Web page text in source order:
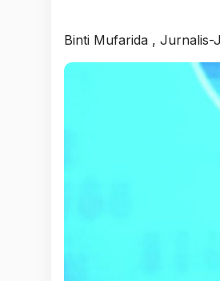
Binti Mufarida , Jurnalis-